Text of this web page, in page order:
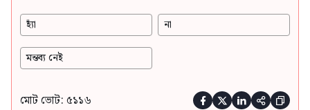
হ্যাঁ না
মন্তব্য নেই
মোট ভোট: ৫১১৬     